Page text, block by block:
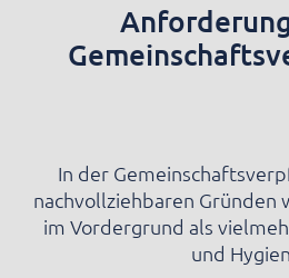
In der
nachvollziehbaren Gründen
im Vordergrund als
und